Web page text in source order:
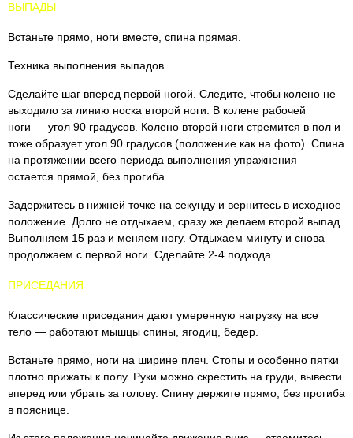
ВЫПАДЫ
Встаньте прямо, ноги вместе, спина прямая.
Техника выполнения выпадов
Сделайте шаг вперед первой ногой. Следите, чтобы колено не
выходило за линию носка второй ноги. В колене рабочей
ноги — угол 90 градусов. Колено второй ноги стремится в пол и
тоже образует угол 90 градусов (положение как на фото). Спина
на протяжении всего периода выполнения упражнения
остается прямой, без прогиба.
Задержитесь в нижней точке на секунду и вернитесь в исходное
положение. Долго не отдыхаем, сразу же делаем второй выпад.
Выполняем 15 раз и меняем ногу. Отдыхаем минуту и снова
продолжаем с первой ноги. Сделайте 2-4 подхода.
ПРИСЕДАНИЯ
Классические приседания дают умеренную нагрузку на все
тело — работают мышцы спины, ягодиц, бедер.
Встаньте прямо, ноги на ширине плеч. Стопы и особенно пятки
плотно прижаты к полу. Руки можно скрестить на груди, вывести
вперед или убрать за голову. Спину держите прямо, без прогиба
в пояснице.